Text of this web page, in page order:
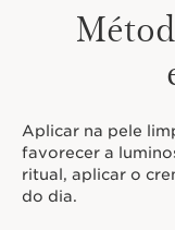
Aplicar na pele
favorecer a
ritual, aplicar o
do dia.